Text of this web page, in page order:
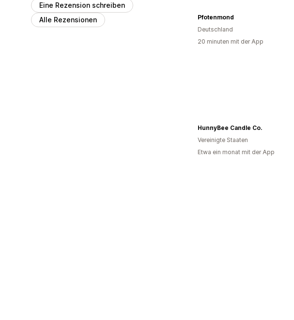
Eine Rezension schreiben
Alle Rezensionen
Pfotenmond
Deutschland
20 minuten mit der App
HunnyBee Candle Co.
Vereinigte Staaten
Etwa ein monat mit der App